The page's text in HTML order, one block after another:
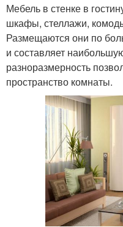
Мебель в стенке в
шкафы, стеллажи,
Размещаются они по
и составляет
разноразмерность
пространство комнаты.